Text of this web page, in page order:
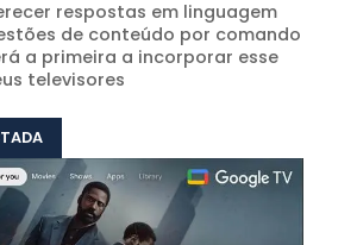
respostas em linguagem
de conteúdo por comando
a primeira a incorporar esse
televisores